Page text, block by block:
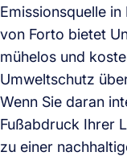
Emissionsquelle
von Forto bietet
mühelos und
Umweltschutz
Wenn Sie daran
Fußabdruck Ihrer
zu einer